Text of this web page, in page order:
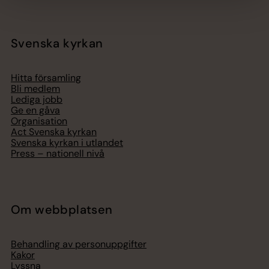
Svenska kyrkan
Hitta församling
Bli medlem
Lediga jobb
Ge en gåva
Organisation
Act Svenska kyrkan
Svenska kyrkan i utlandet
Press – nationell nivå
Om webbplatsen
Behandling av personuppgifter
Kakor
Lyssna